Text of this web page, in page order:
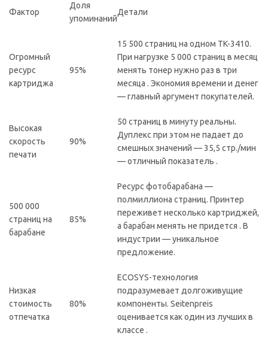
Фактор
Доля
упоминаний
Детали
Огромный
ресурс
картриджа
95%
15 500 страниц на одном TK-3410.
При нагрузке 5 000 страниц в месяц
менять тонер нужно раз в три
месяца . Экономия времени и денег
— главный аргумент покупателей.
Высокая
скорость
печати
90%
50 страниц в минуту реальны.
Дуплекс при этом не падает до
смешных значений — 35,5 стр./мин
— отличный показатель .
500 000
страниц на
барабане
85%
Ресурс фотобарабана —
полмиллиона страниц. Принтер
переживет несколько картриджей,
а барабан менять не придется . В
индустрии — уникальное
предложение.
Низкая
стоимость
отпечатка
80%
ECOSYS-технология
подразумевает долгоживущие
компоненты. Seitenpreis
оценивается как один из лучших в
классе .